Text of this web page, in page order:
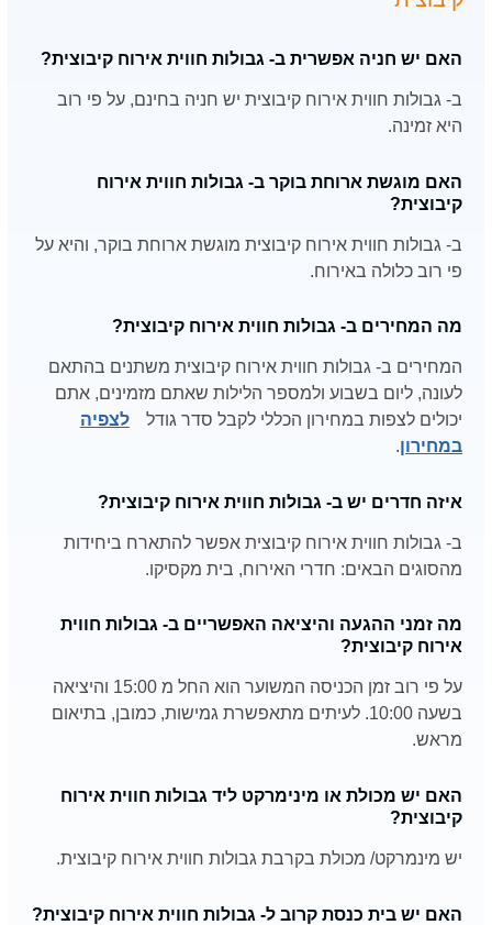
האם יש חניה אפשרית ב- גבולות חווית אירוח קיבוצית?
ב- גבולות חווית אירוח קיבוצית יש חניה בחינם, על פי רוב
היא זמינה.
האם מוגשת ארוחת בוקר ב- גבולות חווית אירוח
קיבוצית?
ב- גבולות חווית אירוח קיבוצית מוגשת ארוחת בוקר, והיא על
פי רוב כלולה באירוח.
מה המחירים ב- גבולות חווית אירוח קיבוצית?
המחירים ב- גבולות חווית אירוח קיבוצית משתנים בהתאם
לעונה, ליום בשבוע ולמספר הלילות שאתם מזמינים, אתם
יכולים לצפות במחירון הכללי לקבל סדר גודל
לצפיה
במחירון.
איזה חדרים יש ב- גבולות חווית אירוח קיבוצית?
ב- גבולות חווית אירוח קיבוצית אפשר להתארח ביחידות
מהסוגים הבאים: חדרי האירוח, בית מקסיקו.
מה זמני ההגעה והיציאה האפשריים ב- גבולות חווית
אירוח קיבוצית?
על פי רוב זמן הכניסה המשוער הוא החל מ 15:00 והיציאה
בשעה 10:00. לעיתים מתאפשרת גמישות, כמובן, בתיאום
מראש.
האם יש מכולת או מינימרקט ליד גבולות חווית אירוח
קיבוצית?
יש מינמרקט/ מכולת בקרבת גבולות חווית אירוח קיבוצית.
האם יש בית כנסת קרוב ל- גבולות חווית אירוח קיבוצית?